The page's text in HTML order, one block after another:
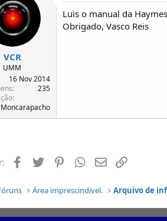
VCR
UMM
16 Nov 2014
235
Moncarapacho
Luis o manual da
Obrigado, Vasco Reis
Facebook
Twitter PinterestWhatsapp
Email
Área imprescindivel. Arquivo de